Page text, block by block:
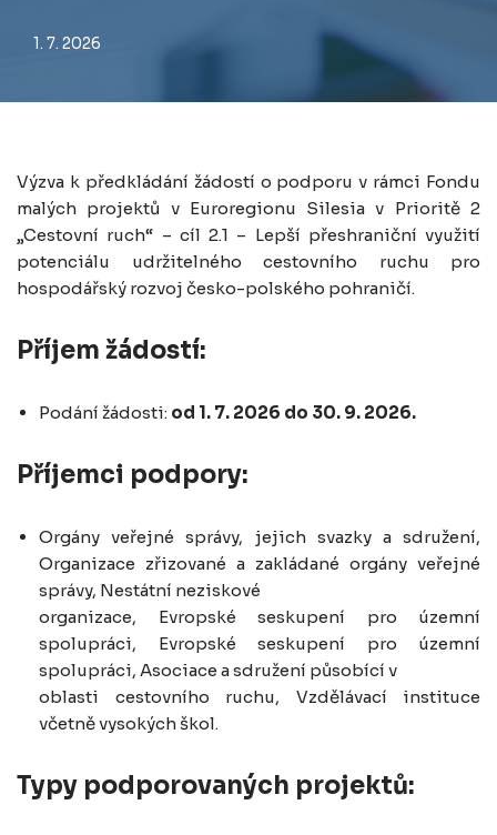
1. 7. 2026
Výzva k předkládání žádostí o podporu v rámci Fondu
malých projektů v Euroregionu Silesia v Prioritě 2
„Cestovní ruch“ – cíl 2.1 – Lepší přeshraniční využití
potenciálu udržitelného cestovního ruchu pro
hospodářský rozvoj česko-polského pohraničí.
Příjem žádostí:
Podání žádosti: od 1. 7. 2026 do 30. 9. 2026.
Příjemci podpory:
Orgány veřejné správy, jejich svazky a sdružení,
Organizace zřizované a zakládané orgány veřejné
správy, Nestátní neziskové
organizace, Evropské seskupení pro územní
spolupráci, Evropské seskupení pro územní
spolupráci, Asociace a sdružení působící v
oblasti cestovního ruchu, Vzdělávací instituce
včetně vysokých škol.
Typy podporovaných projektů: